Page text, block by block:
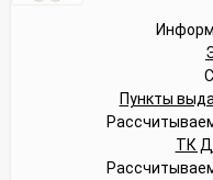
Пункты
ТК